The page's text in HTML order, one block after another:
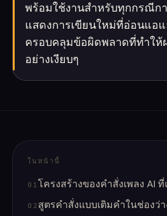
พร้อมใช้งานสำหรับทุกกรณีก
แสดงการเขียนใหม่ที่อ่อนแอ
ครอบคลุมข้อผิดพลาดที่ทำให้
อย่างเงียบๆ
ในหน้านี้
01โครงสร้างของคำสั่งเพลง AI
02 สูตรคำสั่งแบบเติมคำในช่องว่า